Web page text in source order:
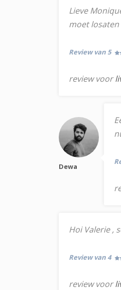
Lieve
moet
Review van 5
review voor
Dewa
Hoi Valerie ,
Review van 4
review voor